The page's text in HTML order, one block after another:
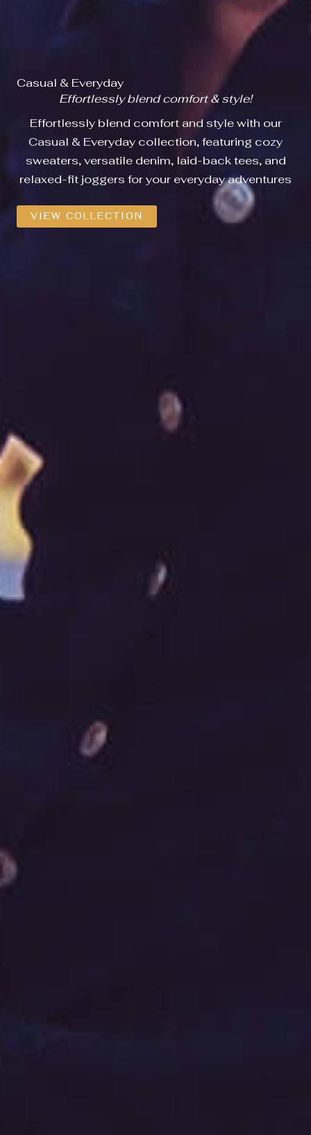
Casual & Everyday
Effortlessly blend comfort & style!
Effortlessly blend comfort and style with our
Casual & Everyday collection, featuring cozy
sweaters, versatile denim, laid-back tees, and
relaxed-fit joggers for your everyday adventures
VIEW COLLECTION